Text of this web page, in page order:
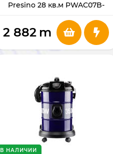
Presino 28 кв.м PWAC07B-
2 882 m
В НАЛИЧИИ